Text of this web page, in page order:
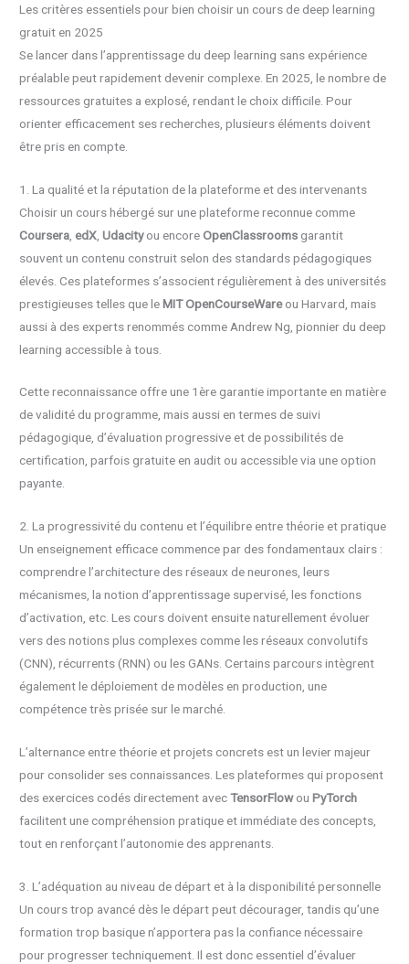
Les critères essentiels pour bien choisir un cours de deep learning
gratuit en 2025
Se lancer dans l’apprentissage du deep learning sans expérience
préalable peut rapidement devenir complexe. En 2025, le nombre de
ressources gratuites a explosé, rendant le choix difficile. Pour
orienter efficacement ses recherches, plusieurs éléments doivent
être pris en compte.
1. La qualité et la réputation de la plateforme et des intervenants
Choisir un cours hébergé sur une plateforme reconnue comme
Coursera edX ,Udacityou encoreOpenClassrooms garantit
souvent un contenu construit selon des standards pédagogiques
élevés. Ces plateformes s’associent régulièrement à des universités
prestigieuses telles que leMIT OpenCourseWareou Harvard, mais
aussi à des experts renommés comme Andrew Ng, pionnier du deep
learning accessible à tous.
Cette reconnaissance offre une 1ère garantie importante en matière
de validité du programme, mais aussi en termes de suivi
pédagogique, d’évaluation progressive et de possibilités de
certification, parfois gratuite en audit ou accessible via une option
payante.
2. La progressivité du contenu et l’équilibre entre théorie et pratique
Un enseignement efficace commence par des fondamentaux clairs :
comprendre l’architecture des réseaux de neurones, leurs
mécanismes, la notion d’apprentissage supervisé, les fonctions
d’activation, etc. Les cours doivent ensuite naturellement évoluer
vers des notions plus complexes comme les réseaux convolutifs
(CNN), récurrents (RNN) ou les GANs. Certains parcours intègrent
également le déploiement de modèles en production, une
compétence très prisée sur le marché.
L’alternance entre théorie et projets concrets est un levier majeur
pour consolider ses connaissances. Les plateformes qui proposent
des exercices codés directement avecTensorFlowouPyTorch
facilitent une compréhension pratique et immédiate des concepts,
tout en renforçant l’autonomie des apprenants.
3. L’adéquation au niveau de départ et à la disponibilité personnelle
Un cours trop avancé dès le départ peut décourager, tandis qu’une
formation trop basique n’apportera pas la confiance nécessaire
pour progresser techniquement. Il est donc essentiel d’évaluer